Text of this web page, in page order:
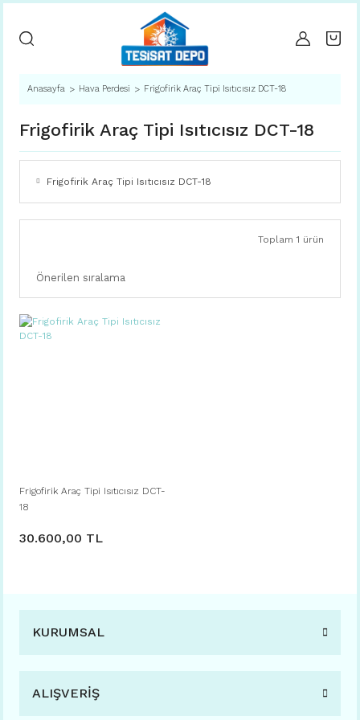
Anasayfa Hava Perdesi Frigofirik Araç Tipi Isıtıcısız DCT-18
Frigofirik Araç Tipi Isıtıcısız DCT-18
Frigofirik Araç Tipi Isıtıcısız DCT-18
Toplam 1 ürün
Frigofirik Araç Tipi Isıtıcısız DCT-
18
30.600,00 TL
KURUMSAL
ALIŞVERİŞ